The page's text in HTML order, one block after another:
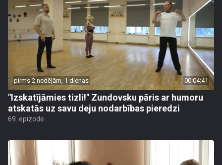
pirms 2 nedēļām, 1 dienas 00:04:41
"Izskatījāmies tizli!" Zundovsku pāris ar humoru
atskatās uz savu deju nodarbības pieredzi
69. epizode